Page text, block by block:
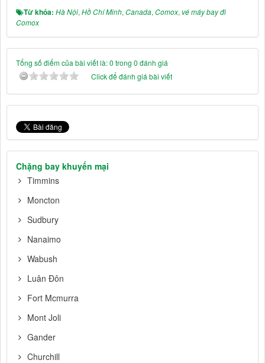
Từ khóa: Hà Nội, Hồ Chí Minh, Canada, Comox, vé máy bay đi
Comox
Tổng số điểm của bài viết là: 0 trong 0 đánh giá
Click để đánh giá bài viết
Chặng bay khuyến mại
Timmins
Moncton
Sudbury
Nanaimo
Wabush
Luân Đôn
Fort Mcmurra
Mont Joli
Gander
Churchill